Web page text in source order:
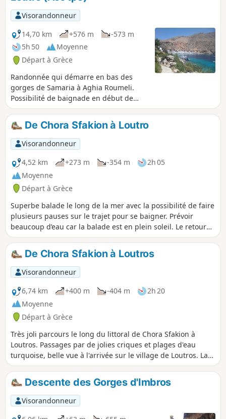
Visorandonneur
14,70 km
+576 m
-573 m
5h 50
Moyenne
Départ à Grèce
Randonnée qui démarre en bas des
gorges de Samaria à Aghia Roumeli.
Possibilité de baignade en début de
parcours et à Aghios Pavlov, à 3 km),
puis à 13 km, à la fin, à Marmara et
Loutro.De Chora Sfakion à Loutro
Visorandonneur
4,52 km
+273 m -354 m
2h 05
Moyenne
Départ à Grèce
Superbe balade le long de la mer avec la possibilité de faire
plusieurs pauses sur le trajet pour se baigner. Prévoir
beaucoup d’eau car la balade est en plein soleil. Le retour
peut se faire par le même chemin, ou alors en prenant un
bateauDe Chora Sfakion à Loutros
Visorandonneur
6,74 km
+400 m -404 m
2h 20
Moyenne
Départ à Grèce
Très joli parcours le long du littoral de Chora Sfakion à
Loutros. Passages par de jolies criques et plages d'eau
turquoise, belle vue à l'arrivée sur le village de Loutros. La
première partie au départ de Chora Skafion se fait sur
route, mais ensuite un joli sentier vous attend. Quelques
passages techniques avec des cailloux mais randonnée
ludique au global. Prévoir de bonnes chaussures.
Descente des Gorges d'Imbros
Visorandonneur